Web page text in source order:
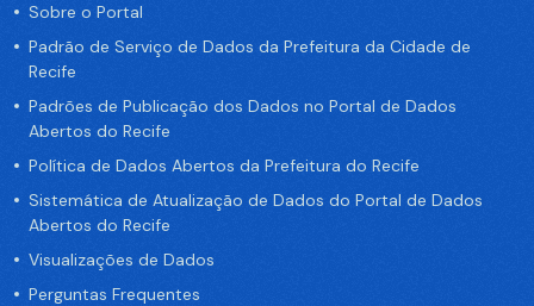
Sobre o Portal
Padrão de Serviço de Dados da Prefeitura da Cidade de
Recife
Padrões de Publicação dos Dados no Portal de Dados
Abertos do Recife
Política de Dados Abertos da Prefeitura do Recife
Sistemática de Atualização de Dados do Portal de Dados
Abertos do Recife
Visualizações de Dados
Perguntas Frequentes